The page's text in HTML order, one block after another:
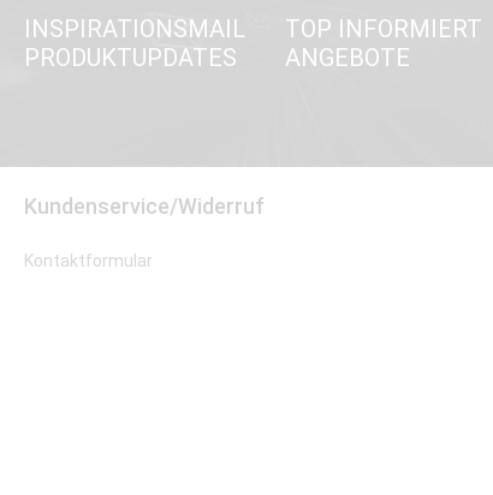
INSPIRATIONSMAIL
PRODUKTUPDATES
TOP INFORMIERT
ANGEBOTE
Kundenservice/Widerruf
Kontaktformular